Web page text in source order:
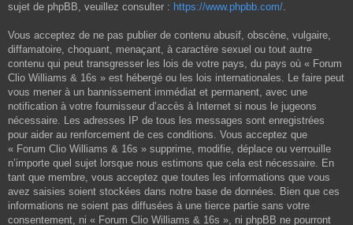
sujet de phpBB, veuillez consulter : https://www.phpbb.com/.
Vous acceptez de ne pas publier de contenu abusif, obscène, vulgaire,
diffamatoire, choquant, menaçant, à caractère sexuel ou tout autre
contenu qui peut transgresser les lois de votre pays, du pays où « Forum
Clio Williams & 16s » est hébergé ou les lois internationales. Le faire peut
vous mener à un bannissement immédiat et permanent, avec une
notification à votre fournisseur d’accès à Internet si nous le jugeons
nécessaire. Les adresses IP de tous les messages sont enregistrées
pour aider au renforcement de ces conditions. Vous acceptez que
« Forum Clio Williams & 16s » supprime, modifie, déplace ou verrouille
n’importe quel sujet lorsque nous estimons que cela est nécessaire. En
tant que membre, vous acceptez que toutes les informations que vous
avez saisies soient stockées dans notre base de données. Bien que ces
informations ne soient pas diffusées à une tierce partie sans votre
consentement, ni « Forum Clio Williams & 16s », ni phpBB ne pourront